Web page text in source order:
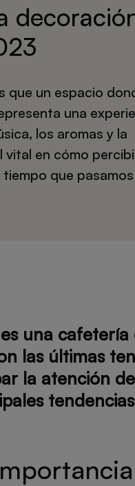
que un espacio
una
los aromas y la
en cómo
que pasamos
una
las últimas
la atención